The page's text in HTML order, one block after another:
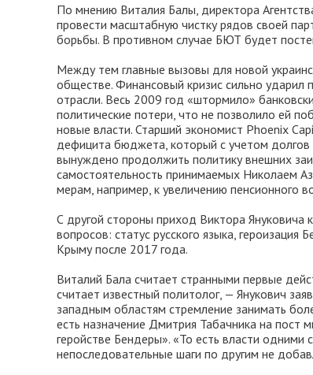
По мнению Виталия Балы, директора
провести масштабную чистку рядов своей
борьбы. В противном случае БЮТ будет
Между тем главные вызовы для новой
обществе. Финансовый кризис сильно ударил
отрасли. Весь 2009 год «штормило»
политические потери, что не позволило ей
новые власти. Старший экономист Phoenix
дефицита бюджета, который с учетом
вынуждено продолжить политику внешних
самостоятельность принимаемых Николаем
мерам, например, к увеличению пенсионного
С другой стороны приход Виктора
вопросов: статус русского языка,
Крыму после 2017 года.
Виталий Бала считает странными первые
считает известный политолог, — Янукович
западным областям стремление занимать
есть назначение Дмитрия Табачника на
геройстве Бендеры». «То есть власти
непоследовательные шаги по другим не